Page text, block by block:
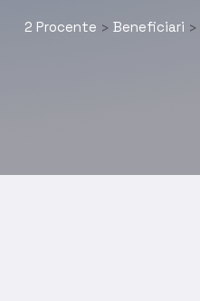
2 Procente > Beneficiari >